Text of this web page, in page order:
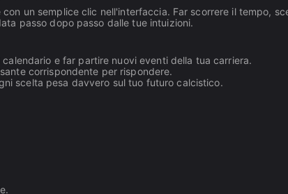
un semplice clic nell'interfaccia. Far scorrere il tempo,
passo dopo passo dalle tue intuizioni.
e far partire nuovi eventi della tua carriera.
corrispondente per rispondere.
scelta pesa davvero sul tuo futuro calcistico.